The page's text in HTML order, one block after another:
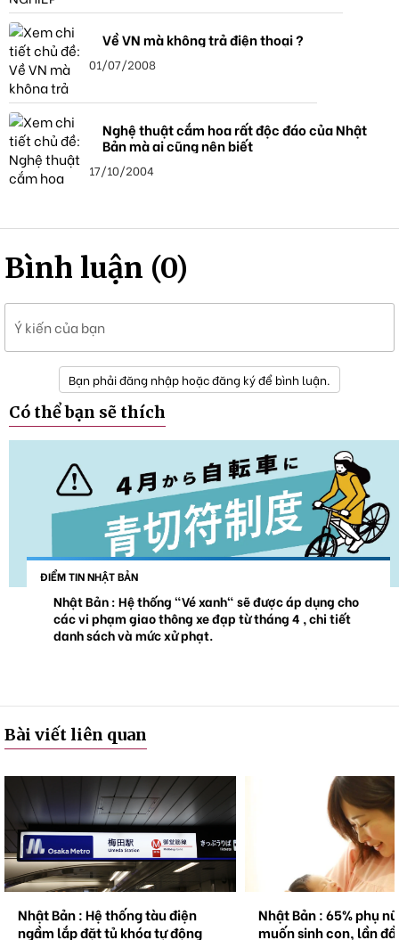
Về VN mà không trả điện thoại ?
01/07/2008
Nghệ thuật cắm hoa rất độc đáo của Nhật
Bản mà ai cũng nên biết
17/10/2004
Bình luận (0)
Ý kiến của bạn
Bạn phải đăng nhập hoặc đăng ký để bình luận.
Có thể bạn sẽ thích
ĐIỂM TIN NHẬT BẢN
Nhật Bản : Hệ thống "Vé xanh" sẽ được áp dụng cho
các vi phạm giao thông xe đạp từ tháng 4 , chi tiết
danh sách và mức xử phạt.
Bài viết liên quan
Nhật Bản : Hệ thống tàu điện
ngầm lắp đặt tủ khóa tự động
Nhật Bản : 65% phụ
muốn sinh con, lần